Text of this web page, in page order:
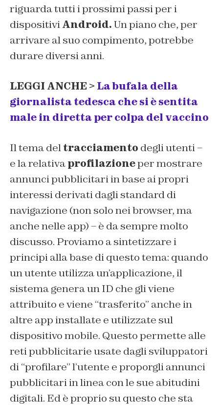
riguarda tutti i prossimi passi per i
dispositiviAndroid.Un piano che, per
arrivare al suo compimento, potrebbe
durare diversi anni.
LEGGI ANCHE > La bufala della
giornalista tedesca che si è sentita
male in diretta per colpa del vaccino
Il tema deltracciamento degli utenti –
e la relativaprofilazioneper mostrare
annunci pubblicitari in base ai propri
interessi derivati dagli standard di
navigazione (non solo nei browser, ma
anche nelle app) – è da sempre molto
discusso. Proviamo a sintetizzare i
principi alla base di questo tema: quando
un utente utilizza un’applicazione, il
sistema genera un ID che gli viene
attribuito e viene “trasferito” anche in
altre app installate e utilizzate sul
dispositivo mobile. Questo permette alle
reti pubblicitarie usate dagli sviluppatori
di “profilare” l’utente e proporgli annunci
pubblicitari in linea con le sue abitudini
digitali. Ed è proprio su questo che sta